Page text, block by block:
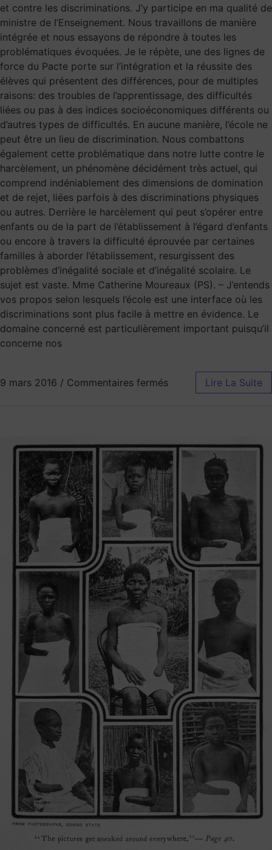
et contre les discriminations. J’y participe en ma qualité de
ministre de l’Enseignement. Nous travaillons de manière
intégrée et nous essayons de répondre à toutes les
problématiques évoquées. Je le répète, une des lignes de
force du Pacte porte sur l’intégration et la réussite des
élèves qui présentent des différences, pour de multiples
raisons: des troubles de l’apprentissage, des difficultés
liées ou pas à des indices socioéconomiques différents ou
d’autres types de difficultés. En aucune manière, l’école ne
peut être un lieu de discrimination. Nous combattons
également cette problématique dans notre lutte contre le
harcèlement, un phénomène décidément très actuel, qui
comprend indéniablement des dimensions de domination
et de rejet, liées parfois à des discriminations physiques
ou autres. Derrière le harcèlement qui peut s’opérer entre
enfants ou de la part de l’établissement à l’égard d’enfants
ou encore à travers la difficulté éprouvée par certaines
familles à aborder l’établissement, resurgissent des
problèmes d’inégalité sociale et d’inégalité scolaire. Le
sujet est vaste. Mme Catherine Moureaux (PS). – J’entends
vos propos selon lesquels l’école est une interface où les
discriminations sont plus facile à mettre en évidence. Le
domaine concerné est particulièrement important puisqu’il
concerne nos
9 mars 2016 / Commentaires fermés Lire La Suite